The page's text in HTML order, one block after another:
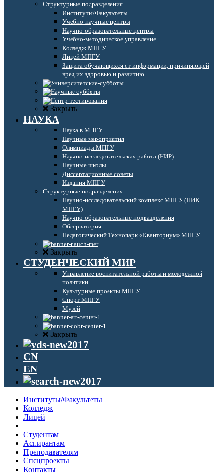
Структурные подразделения
Институты/Факультеты
Учебно-научные центры
Научно-образовательные центры
Учебно-методическое управление
Колледж МПГУ
Лицей МПГУ
Защита обучающихся от информации, причиняющей
вред их здоровью и развитию
Закрыть
НАУКА
Наука в МПГУ
Научные мероприятия
Олимпиады МПГУ
Научно-исследовательская работа (НИР)
Научные школы
Диссертационные советы
Издания МПГУ
Структурные подразделения
Научно-исследовательский комплекс МПГУ (НИК
МПГУ)
Научно-образовательные подразделения
Обсерватория
Педагогический Технопарк «Кванториум» МПГУ
Закрыть
СТУДЕНЧЕСКИЙ МИР
Управление воспитательной работы и молодежной
политики
Культурные проекты МПГУ
Спорт МПГУ
Музей
Закрыть
CN
EN
Институты/Факультеты
Колледж
Лицей
|
Студентам
Аспирантам
Преподавателям
Спецпроекты
Контакты